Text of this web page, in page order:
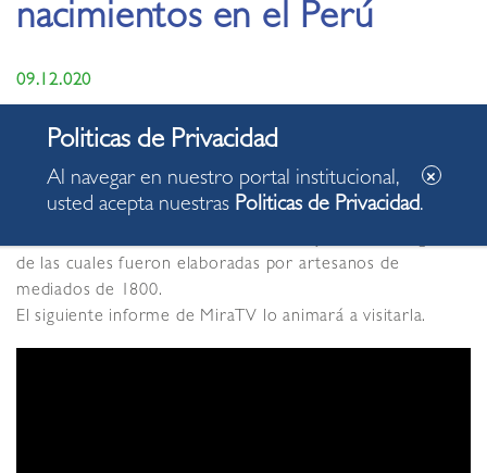
nacimientos en el Perú
09.12.020
La exposición, montada en la emblemática Sala Luis Miró
Quesada Garland, presenta 20 nacimientos de coleccción
del curador José Christiansen.
Exquisitas piezas de arte sacro de la sagrada familia
de las cuales fueron elaboradas por artesanos de
mediados de 1800.
El siguiente informe de MiraTV lo animará a visitarla.
Al navegar en nuestro portal institucional,
usted acepta nuestras Politicas de Privacidad.